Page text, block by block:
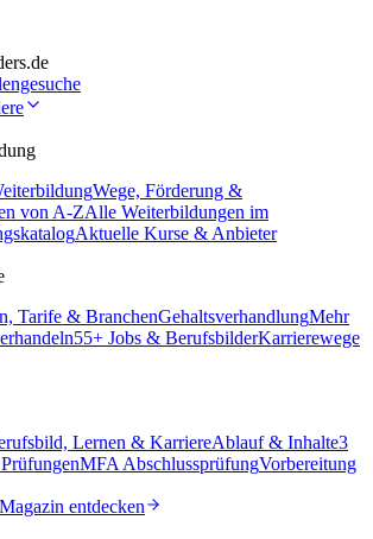
Wege, Förderung &
von A-ZAlle Weiterbildungen im
Aktuelle Kurse & Anbieter
Tarife & BranchenGehaltsverhandlungMehr
55+ Jobs & BerufsbilderKarrierewege
Lernen & KarriereAblauf & Inhalte3
MFA AbschlussprüfungVorbereitung
entdecken